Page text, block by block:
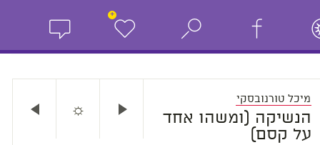
+
מיכל טורנובסקי
הנשיקה (ומשהו אחד
על קסם)
☼